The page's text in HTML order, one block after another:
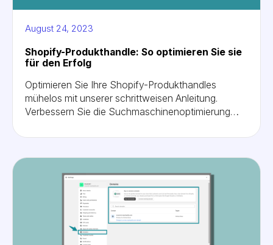
August 24, 2023
Shopify-Produkthandle: So optimieren Sie sie
für den Erfolg
Optimieren Sie Ihre Shopify-Produkthandles
mühelos mit unserer schrittweisen Anleitung.
Verbessern Sie die Suchmaschinenoptimierung
URLs anpassen. Fangen Sie noch heute an!“